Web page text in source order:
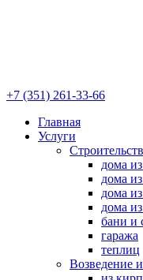
+7 (351) 261-33-66
Главная
Услуги
дома
дома
дома
дома
бани и
гаража
теплиц
Возведение